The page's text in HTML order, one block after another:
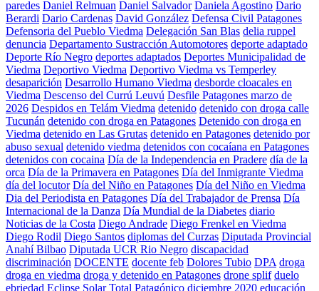
paredes Daniel Relmuan Daniel Salvador Daniela Agostino Dario
Berardi Dario Cardenas David González Defensa Civil Patagones
Defensoria del Pueblo Viedma Delegación San Blas delia ruppel
denuncia Departamento Sustracción Automotores deporte adaptado
Deporte Río Negro deportes adaptados Deportes Municipalidad de
Viedma Deportivo Viedma Deportivo Viedma vs Temperley
desaparición Desarrollo Humano Viedma desborde cloacales en
Viedma Descenso del Currú Leuvú Desfile Patagones marzo de
2026 Despidos en Telám Viedma detenido detenido con droga calle
Tucunán detenido con droga en Patagones Detenido con droga en
Viedma detenido en Las Grutas detenido en Patagones detenido por
abuso sexual detenido viedma detenidos con cocaíana en Patagones
detenidos con cocaina Día de la Independencia en Pradere día de la
orca Día de la Primavera en Patagones Día del Inmigrante Viedma
día del locutor Día del Niño en Patagones Día del Niño en Viedma
Dia del Periodista en Patagones Día del Trabajador de Prensa Día
Internacional de la Danza Día Mundial de la Diabetes diario
Noticias de la Costa Diego Andrade Diego Frenkel en Viedma
Diego Rodil Diego Santos diplomas del Curzas Diputada Provincial
Anahí Bilbao Diputada UCR Rio Negro discapacidad
discriminación DOCENTE docente feb Dolores Tubio DPA droga
droga en viedma droga y detenido en Patagones drone splif duelo
ebriedad Eclipse Solar Total Patagónico diciembre 2020 educación